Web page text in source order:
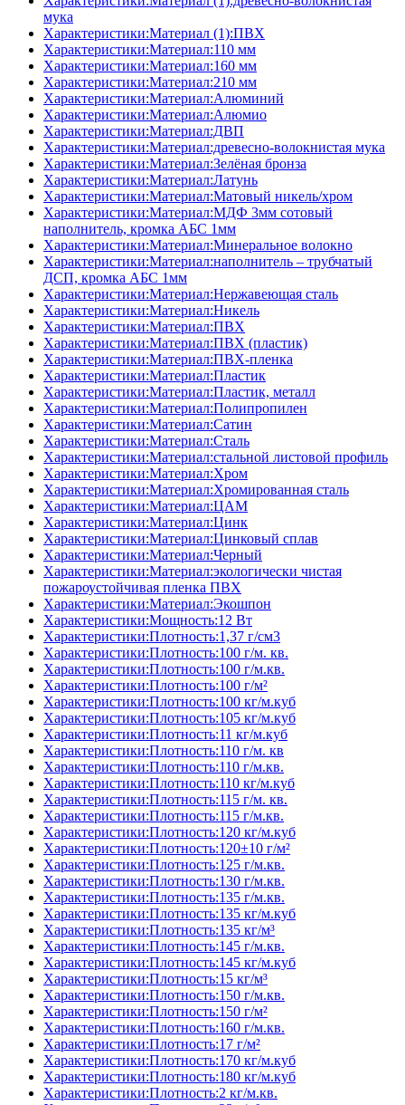
мука
Характеристики:Материал (1):ПВХ
Характеристики:Материал:110 мм
Характеристики:Материал:160 мм
Характеристики:Материал:210 мм
Характеристики:Материал:Алюминий
Характеристики:Материал:Алюмио
Характеристики:Материал:ДВП
Характеристики:Материал:древесно-волокнистая мука
Характеристики:Материал:Зелёная бронза
Характеристики:Материал:Латунь
Характеристики:Материал:Матовый никель/хром
Характеристики:Материал:МДФ 3мм сотовый
наполнитель, кромка AБC 1мм
Характеристики:Материал:Минеральное волокно
Характеристики:Материал:наполнитель – трубчатый
ДСП, кромка AБC 1мм
Характеристики:Материал:Нержавеющая сталь
Характеристики:Материал:Никель
Характеристики:Материал:ПВХ
Характеристики:Материал:ПВХ (пластик)
Характеристики:Материал:ПВХ-пленка
Характеристики:Материал:Пластик
Характеристики:Материал:Пластик, металл
Характеристики:Материал:Полипропилен
Характеристики:Материал:Сатин
Характеристики:Материал:Сталь
Характеристики:Материал:стальной листовой профиль
Характеристики:Материал:Хром
Характеристики:Материал:Хромированная сталь
Характеристики:Материал:ЦАМ
Характеристики:Материал:Цинк
Характеристики:Материал:Цинковый сплав
Характеристики:Материал:Черный
Характеристики:Материал:экологически чистая
пожароустойчивая пленка ПВХ
Характеристики:Материал:Экошпон
Характеристики:Мощность:12 Вт
Характеристики:Плотность:1,37 г/см3
Характеристики:Плотность:100 г/м. кв.
Характеристики:Плотность:100 г/м.кв.
Характеристики:Плотность:100 г/м²
Характеристики:Плотность:100 кг/м.куб
Характеристики:Плотность:105 кг/м.куб
Характеристики:Плотность:11 кг/м.куб
Характеристики:Плотность:110 г/м. кв
Характеристики:Плотность:110 г/м.кв.
Характеристики:Плотность:110 кг/м.куб
Характеристики:Плотность:115 г/м. кв.
Характеристики:Плотность:115 г/м.кв.
Характеристики:Плотность:120 кг/м.куб
Характеристики:Плотность:120±10 г/м²
Характеристики:Плотность:125 г/м.кв.
Характеристики:Плотность:130 г/м.кв.
Характеристики:Плотность:135 г/м.кв.
Характеристики:Плотность:135 кг/м.куб
Характеристики:Плотность:135 кг/м³
Характеристики:Плотность:145 г/м.кв.
Характеристики:Плотность:145 кг/м.куб
Характеристики:Плотность:15 кг/м³
Характеристики:Плотность:150 г/м.кв.
Характеристики:Плотность:150 г/м²
Характеристики:Плотность:160 г/м.кв.
Характеристики:Плотность:17 г/м²
Характеристики:Плотность:170 кг/м.куб
Характеристики:Плотность:180 кг/м.куб
Характеристики:Плотность:2 кг/м.кв.